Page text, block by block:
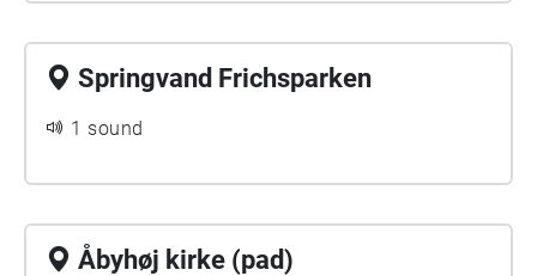
Springvand Frichsparken
1 sound
Åbyhøj kirke (pad)